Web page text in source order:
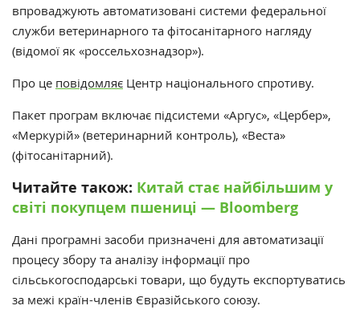
впроваджують автоматизовані системи федеральної
служби ветеринарного та фітосанітарного нагляду
(відомої як «россельхознадзор»).
Про це повідомляє Центр національного спротиву.
Пакет програм включає підсистеми «Аргус», «Цербер»,
«Меркурій» (ветеринарний контроль), «Веста»
(фітосанітарний).
Читайте також: Китай стає найбільшим у
світі покупцем пшениці — Bloomberg
Дані програмні засоби призначені для автоматизації
процесу збору та аналізу інформації про
сільськогосподарські товари, що будуть експортуватись
за межі країн-членів Євразійського союзу.